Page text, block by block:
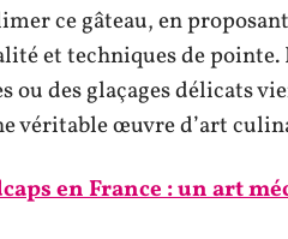
ce gâteau, en
et techniques de pointe.
ou des glaçages délicats
véritable œuvre d’art
en France : un art